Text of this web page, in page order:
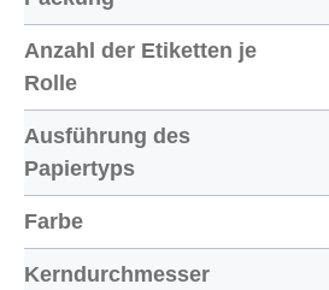
Anzahl der Etiketten je
Rolle
Ausführung des
Papiertyps
Farbe
Kerndurchmesser